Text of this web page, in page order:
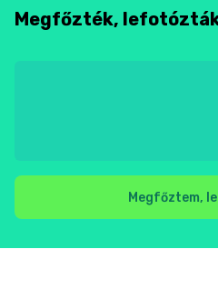
Megfőzték,
Megfőztem,